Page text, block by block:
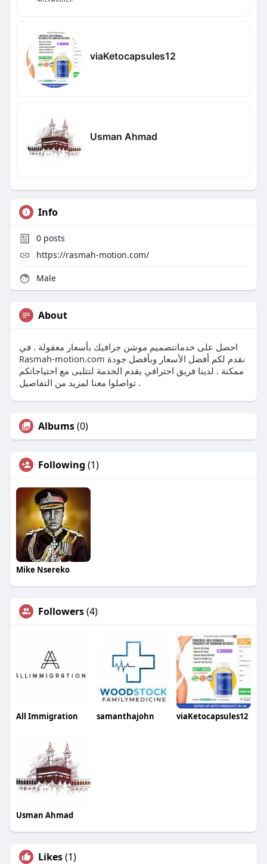
viaKetocapsules12
Usman Ahmad
Info
0posts
https://rasmah-motion.com/
Male
About
احصل على خدماتتصميم موشن جرافيك بأسعار معقولة . في
Rasmah-motion.com نقدم لكم أفضل الأسعار وبأفضل جودة
ممكنة . لدينا فريق احترافي يقدم الخدمة لتتلبى مع احتياجاتكم
. تواصلوا معنا لمزيد من التفاصيل
Albums(0)
Following (1)
Mike Nsereko
Followers(4)
All Immigration samanthajohn viaKetocapsules12
Usman Ahmad
Likes(1)